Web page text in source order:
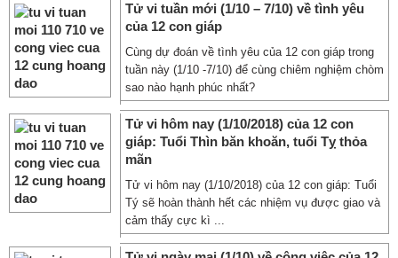
Tử vi tuần mới (1/10 – 7/10) về tình yêu
của 12 con giáp
Cùng dự đoán về tình yêu của 12 con giáp trong
tuần này (1/10 -7/10) để cùng chiêm nghiệm chòm
sao nào hạnh phúc nhất?
Tử vi hôm nay (1/10/2018) của 12 con
giáp: Tuổi Thìn băn khoăn, tuổi Tỵ thỏa
mãn
Tử vi hôm nay (1/10/2018) của 12 con giáp: Tuổi
Tý sẽ hoàn thành hết các nhiệm vụ được giao và
cảm thấy cực kì ...